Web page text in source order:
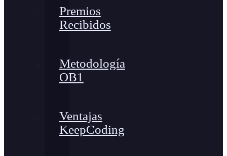
Premios
Recibidos
Metodología
OB1
Ventajas
KeepCoding